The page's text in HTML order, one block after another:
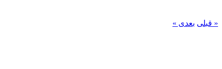
« قبلی بعدی »